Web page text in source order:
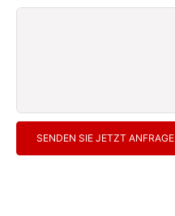
SENDEN SIE JETZT ANFRAGE